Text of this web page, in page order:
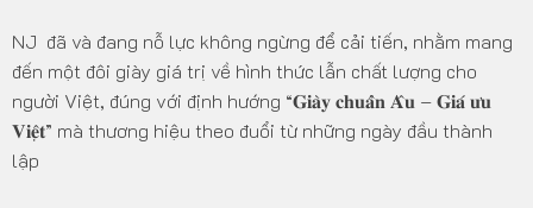
NJ đã và đang nỗ lực không ngừng để cải tiến, nhằm mang
đến một đôi giày giá trị về hình thức lẫn chất lượng cho
người Việt, đúng với định hướng “𝐆𝐢𝐚̀𝐲 𝐜𝐡𝐮𝐚̂̉𝐧 𝐀̂𝐮 – 𝐆𝐢𝐚́ 𝐮̛𝐮
𝐕𝐢𝐞̣̂𝐭” mà thương hiệu theo đuổi từ những ngày đầu thành
lập